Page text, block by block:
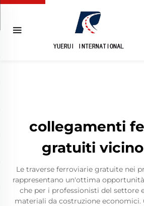
collegamenti
gratuiti
Le traverse ferroviarie gratuite nei
rappresentano un'ottima
che per i professionisti del settore
materiali da costruzione